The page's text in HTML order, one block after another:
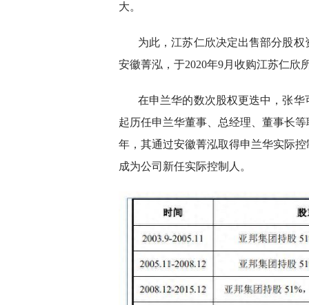
大。
为此，江苏仁欣决定出售部分股
安徽菁泓，于2020年9月收购江苏仁欣
在申兰华的数次股权更迭中，张华
起历任申兰华董事、总经理、董事长
年，其通过安徽菁泓取得申兰华实际
成为公司新任实际控制人。